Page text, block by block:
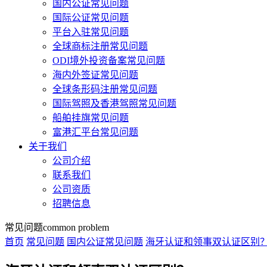
国内公证常见问题
国际公证常见问题
平台入驻常见问题
全球商标注册常见问题
ODI境外投资备案常见问题
海内外签证常见问题
全球条形码注册常见问题
国际驾照及香港驾照常见问题
船舶挂旗常见问题
富港汇平台常见问题
关于我们
公司介绍
联系我们
公司资质
招聘信息
常见问题common problem
首页 常见问题 国内公证常见问题 海牙认证和领事双认证区别